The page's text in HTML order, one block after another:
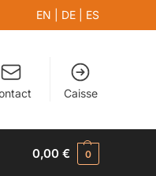
EN DE ES
Caisse
0,00€ 0